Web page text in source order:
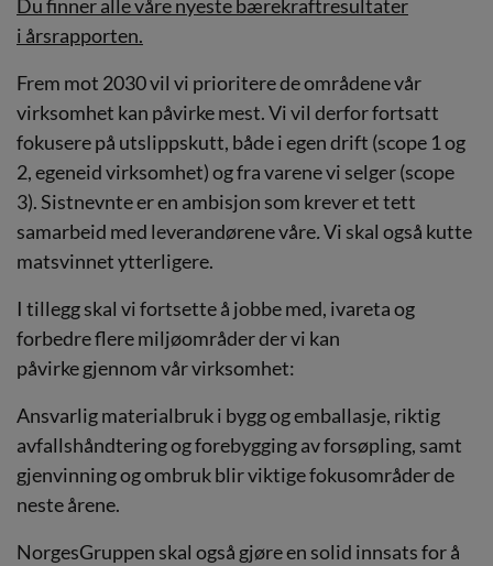
Du finner alle våre nyeste bærekraftresultater
i årsrapporten.
Frem mot 2030 vil vi prioritere de områdene vår
virksomhet kan påvirke mest. Vi vil derfor fortsatt
fokusere på utslippskutt, både i egen drift (scope 1 og
2, egeneid virksomhet) og fra varene vi selger (scope
3). Sistnevnte er en ambisjon som krever et tett
samarbeid med leverandørene våre.Vi skal også kutte
matsvinnet ytterligere.
I tillegg skal vi fortsette å jobbe med, ivareta og
forbedre flere miljøområder der vi kan
påvirke gjennom vår virksomhet:
Ansvarlig materialbruk i bygg og emballasje, riktig
avfallshåndtering og forebygging av forsøpling, samt
gjenvinning og ombruk blir viktige fokusområder de
neste årene.
NorgesGruppen skal også gjøre en solid innsats for å